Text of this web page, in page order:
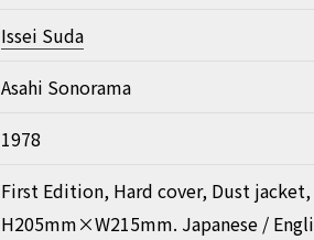
Issei Suda
Asahi Sonorama
1978
First Edition, Hard cover, Dust jacket,
H205mm×W215mm. Japanese /